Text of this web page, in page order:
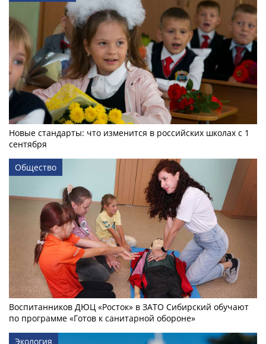
Новые стандарты: что изменится в российских школах с 1
сентября
Общество
Воспитанников ДЮЦ «Росток» в ЗАТО Сибирский обучают
по программе «Готов к санитарной обороне»
Экология